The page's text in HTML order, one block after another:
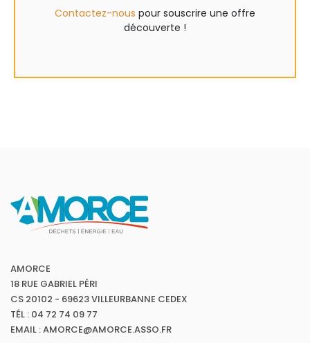
Contactez-nous pour souscrire une offre
découverte !
AMORCE
18 RUE GABRIEL PÉRI
CS 20102 - 69623 VILLEURBANNE CEDEX
TÉL : 04 72 74 09 77
EMAIL : AMORCE@AMORCE.ASSO.FR